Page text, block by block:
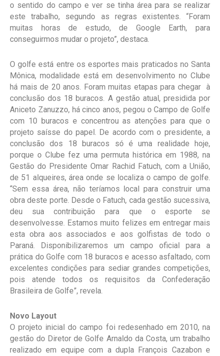
o sentido do campo e ver se tinha área para se realizar
este trabalho, segundo as regras existentes. “Foram
muitas horas de estudo, de Google Earth, para
conseguirmos mudar o projeto”, destaca.
O golfe está entre os esportes mais praticados no Santa
Mônica, modalidade está em desenvolvimento no Clube
há mais de 20 anos. Foram muitas etapas para chegar à
conclusão dos 18 buracos. A gestão atual, presidida por
Aniceto Zanuzzo, há cinco anos, pegou o Campo de Golfe
com 10 buracos e concentrou as atenções para que o
projeto saísse do papel. De acordo com o presidente, a
conclusão dos 18 buracos só é uma realidade hoje,
porque o Clube fez uma permuta histórica em 1988, na
Gestão do Presidente Omar Rachid Fatuch, com a União,
de 51 alqueires, área onde se localiza o campo de golfe.
“Sem essa área, não teríamos local para construir uma
obra deste porte. Desde o Fatuch, cada gestão sucessiva,
deu sua contribuição para que o esporte se
desenvolvesse. Estamos muito felizes em entregar mais
esta obra aos associados e aos golfistas de todo o
Paraná. Disponibilizaremos um campo oficial para a
prática do Golfe com 18 buracos e acesso asfaltado, com
excelentes condições para sediar grandes competições,
pois atende todos os requisitos da Confederação
Brasileira de Golfe”, revela.
Novo Layout
O projeto inicial do campo foi redesenhado em 2010, na
gestão do Diretor de Golfe Arnaldo da Costa, um trabalho
realizado em equipe com a dupla François Cazabon e